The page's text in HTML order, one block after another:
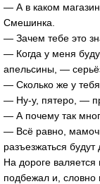
— А в каком
Смешинка.
— Зачем тебе это
— Когда у меня
апельсины, —
— Сколько же у
— Ну-у, пятеро, —
— А почему так
— Всё равно,
разъезжаться будут
На дороге
подбежал и, словно